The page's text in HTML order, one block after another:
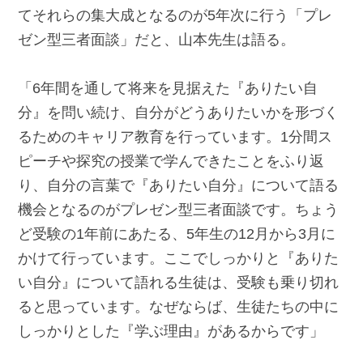
てそれらの集大成となるのが5年次に行う「プレ
ゼン型三者面談」だと、山本先生は語る。
「6年間を通して将来を見据えた『ありたい自
分』を問い続け、自分がどうありたいかを形づく
るためのキャリア教育を行っています。1分間ス
ピーチや探究の授業で学んできたことをふり返
り、自分の言葉で『ありたい自分』について語る
機会となるのがプレゼン型三者面談です。ちょう
ど受験の1年前にあたる、5年生の12月から3月に
かけて行っています。ここでしっかりと『ありた
い自分』について語れる生徒は、受験も乗り切れ
ると思っています。なぜならば、生徒たちの中に
しっかりとした『学ぶ理由』があるからです」